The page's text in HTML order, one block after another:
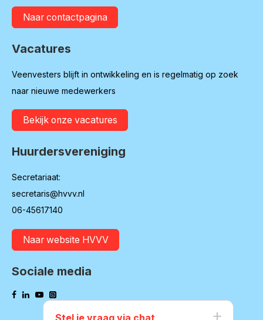
Naar contactpagina
Vacatures
Veenvesters blijft in ontwikkeling en is regelmatig op zoek
naar nieuwe medewerkers
Bekijk onze vacatures
Huurdersvereniging
Secretariaat:
secretaris@hvvv.nl
06-45617140
Naar website HVVV
Sociale media
Stel je vraag via chat